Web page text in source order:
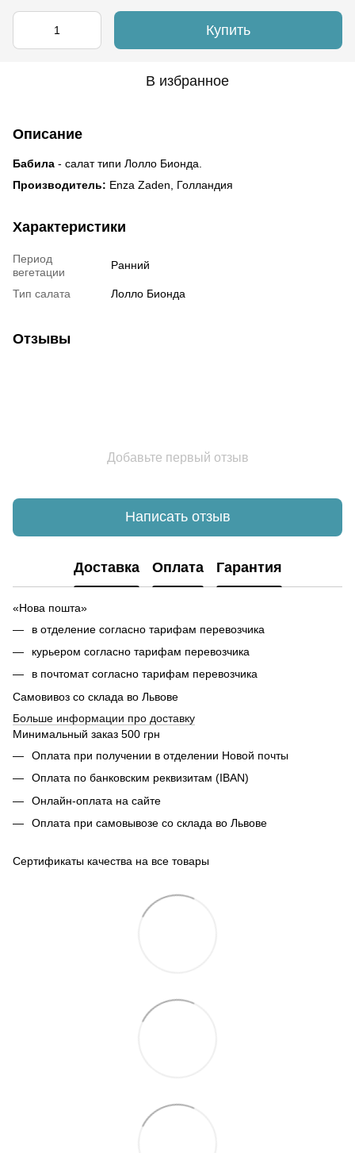
Купить
В избранное
Описание
Бабила - салат типи Лолло Бионда.
Производитель: Enza Zaden, Голландия
Характеристики
Период
вегетации
Ранний
Тип салата Лолло Бионда
Отзывы
Добавьте первый отзыв
Написать отзыв
Доставка Оплата Гарантия
«Нова пошта»
в отделение согласно тарифам перевозчика
курьером согласно тарифам перевозчика
в почтомат согласно тарифам перевозчика
Самовивоз со склада во Львове
Больше информации про доставку
Минимальный заказ 500 грн
Оплата при получении в отделении Новой почты
Оплата по банковским реквизитам (IBAN)
Онлайн-оплата на сайте
Оплата при самовывозе со склада во Львове
Сертификаты качества на все товары